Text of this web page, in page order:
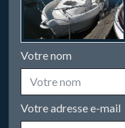
Votre nom
Votre adresse e-mail